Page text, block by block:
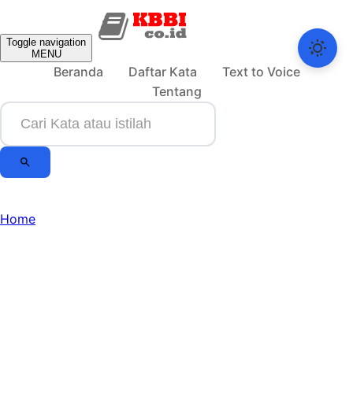
Toggle navigation
MENU
Beranda Daftar Kata
Text to Voice
Tentang
Home